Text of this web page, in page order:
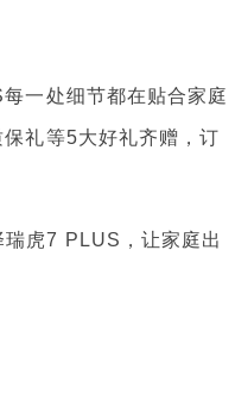
一处细节都在贴合家庭
礼等5大好礼齐赠，订
虎7 PLUS，让家庭出